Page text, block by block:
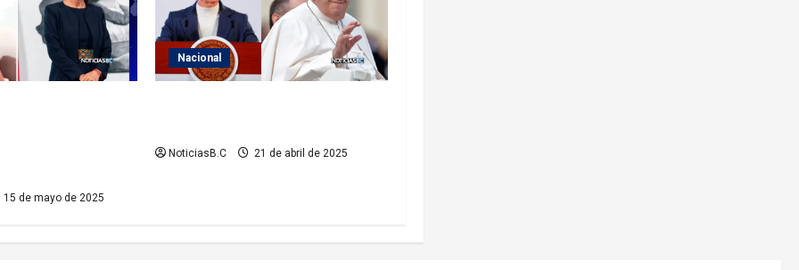
15 de mayo de 2025
Nacional
NoticiasB.C 21 de abril de 2025